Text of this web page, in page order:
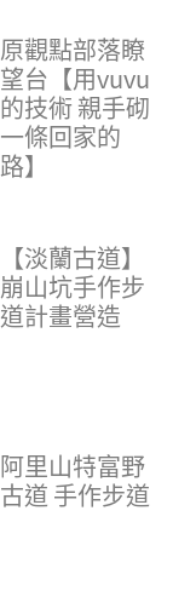
原觀點部落瞭
望台【用vuvu
的技術 親手砌
一條回家的
路】
【淡蘭古道】
崩山坑手作步
道計畫營造
阿里山特富野
古道 手作步道